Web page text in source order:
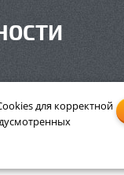
Масло Stihl HP, 5 л
для корректной